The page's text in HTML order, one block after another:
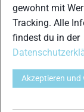
19
gewohnt mit
Tracking. Alle
findest du in der
Akzeptieren und